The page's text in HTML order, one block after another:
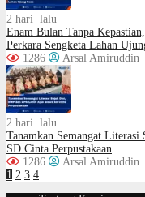
2 hari lalu
Enam Bulan Tanpa
Perkara Sengketa Lahan
1286
Arsal Amiruddin
2 hari lalu
Tanamkan Semangat
SD Cinta Perpustakaan
1286
Arsal Amiruddin
1 2 3 4